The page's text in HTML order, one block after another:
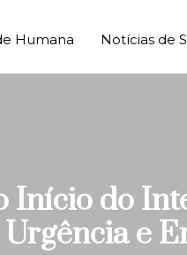
Humana Notícias de
Início do
Urgência e